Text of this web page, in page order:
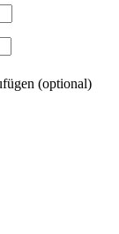
(optional)